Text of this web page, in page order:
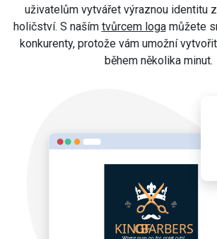
uživatelům vytvářet výraznou identitu
holičství. S naším tvůrcem logamůžete
konkurenty, protože vám umožní
během několika minut.